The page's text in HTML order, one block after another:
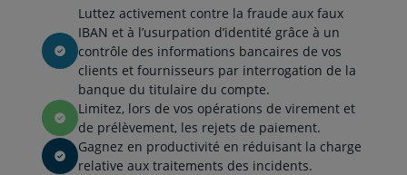
Luttez activement contre la fraude aux faux
IBAN et à l’usurpation d’identité grâce à un
contrôle des informations bancaires de vos
clients et fournisseurs par interrogation de la
banque du titulaire du compte.
Limitez, lors de vos opérations de virement et
de prélèvement, les rejets de paiement.
Gagnez en productivité en réduisant la charge
relative aux traitements des incidents.